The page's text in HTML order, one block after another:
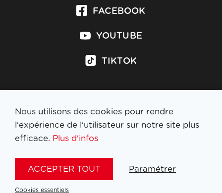
FACEBOOK
YOUTUBE
TIKTOK
S'inscrire à la newsletter
Nous utilisons des cookies pour rendre
l'expérience de l'utilisateur sur notre site plus
efficace. Plus d'infos
ACCEPTER TOUT Paramétrer
Cookies essentiels